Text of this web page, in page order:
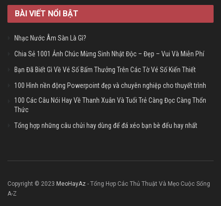
BÀI VIẾT NỔI BẬT
Nhạc Nước Âm Sàn Là Gì?
Chia Sẻ 1001 Ảnh Chúc Mừng Sinh Nhật Độc – Đẹp – Vui Và Miễn Phí
Bạn Đã Biết Gì Về Vé Số Bấm Thưởng Trên Các Tờ Vé Số Kiến Thiết
100 Hình nền động Powerpoint đẹp và chuyên nghiệp cho thuyết trình
100 Các Câu Nói Hay Về Thanh Xuân Và Tuổi Trẻ Càng Đọc Càng Thổn
Thức
Tổng hợp những câu chửi hay dùng để đá xéo bạn bè đểu hay nhất
Copyright © 2023 MeoHayAz - Tổng Hợp Các Thủ Thuật Và Mẹo Cuộc Sống
A-Z